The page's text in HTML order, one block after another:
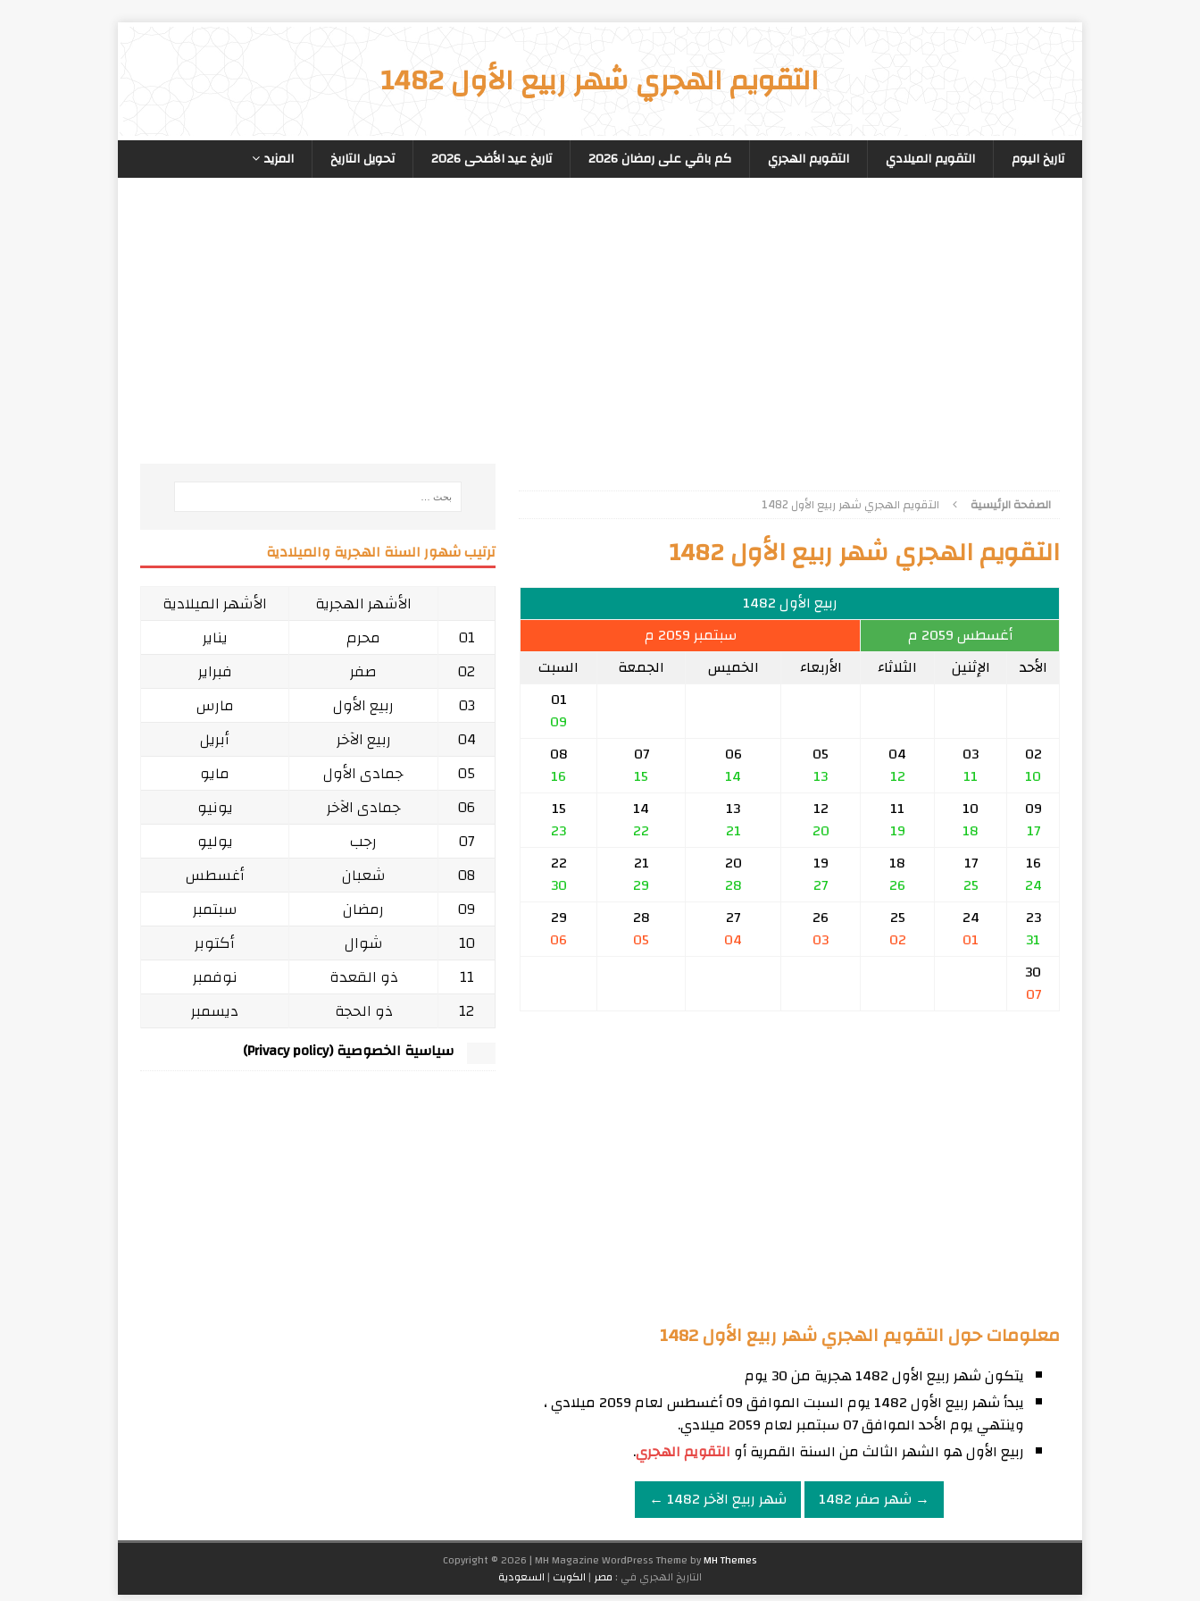
التقويم الهجري شهر ربيع الأول 1482
تاريخ اليوم التقويم الميلادي التقويم الهجري كم باقي على رمضان 2026 تاريخ عيد الأضحى 2026 تحويل التاريخ المزيد
الصفحة الرئيسية التقويم الهجري شهر ربيع الأول 1482
التقويم الهجري شهر ربيع الأول 1482
ربيع الأول 1482
أغسطس 2059 م
سبتمبر 2059 م
الأحد
الإثنين الثلاثاء الأربعاء الخميس الجمعة
السبت
01
09
02
10
03
11
04
12
05
13
06
14
07
15
08
16
09
17
10
18
11
19
12
20
13
21
14
22
15
23
16
24
17
25
18
26
19
27
20
28
21
29
22
30
23
31
24
01
25
02
26
03
27
04
28
05
29
06
30
07
معلومات حول التقويم الهجري شهر ربيع الأول 1482
يتكون شهر ربيع الأول 1482 هجرية من 30 يوم
يبدأ شهر ربيع الأول 1482 يوم السبت الموافق 09 أغسطس لعام 2059 ميلادي ،
وينتهي يوم الأحد الموافق 07 سبتمبر لعام 2059 ميلادي.
ربيع الأول هو الشهر الثالث من السنة القمرية أو التقويم الهجري.
→ شهر صفر 1482
شهر ربيع الآخر 1482 ←
ترتيب شهور السنة الهجرية والميلادية
الأشهر الهجرية
الأشهر الميلادية
01
محرم
يناير
02
صفر
فبراير
03
ربيع الأول
مارس
04
ربيع الآخر
أبريل
05
جمادى الأول
مايو
06
جمادى الآخر
يونيو
07
رجب
يوليو
08
شعبان
أغسطس
09
رمضان
سبتمبر
10
شوال
أكتوبر
11
ذو القعدة
نوفمبر
12
ذو الحجة ديسمبر
سياسية الخصوصية (Privacy policy)
Copyright © 2026 | MH Magazine WordPress Theme byMH Themes
التاريخ الهجري في : مصر |الكويت |السعودية